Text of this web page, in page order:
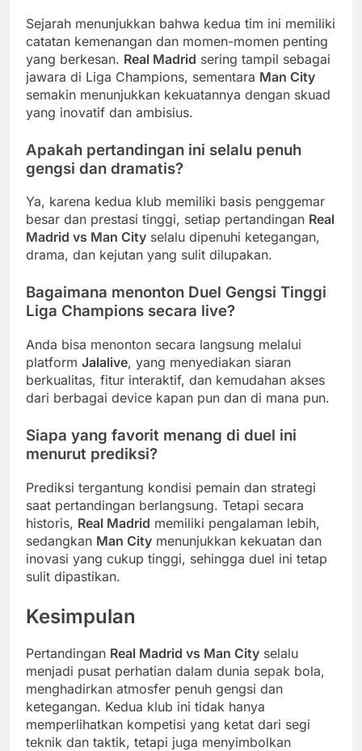
Sejarah menunjukkan bahwa kedua tim ini memiliki
catatan kemenangan dan momen-momen penting
yang berkesan. Real Madrid sering tampil sebagai
jawara di Liga Champions, sementara Man City
semakin menunjukkan kekuatannya dengan skuad
yang inovatif dan ambisius.
Apakah pertandingan ini selalu penuh
gengsi dan dramatis?
Ya, karena kedua klub memiliki basis penggemar
besar dan prestasi tinggi, setiap pertandingan Real
Madrid vs Man City selalu dipenuhi ketegangan,
drama, dan kejutan yang sulit dilupakan.
Bagaimana menonton Duel Gengsi Tinggi
Liga Champions secara live?
Anda bisa menonton secara langsung melalui
platform Jalalive, yang menyediakan siaran
berkualitas, fitur interaktif, dan kemudahan akses
dari berbagai device kapan pun dan di mana pun.
Siapa yang favorit menang di duel ini
menurut prediksi?
Prediksi tergantung kondisi pemain dan strategi
saat pertandingan berlangsung. Tetapi secara
historis, Real Madrid memiliki pengalaman lebih,
sedangkan Man City menunjukkan kekuatan dan
inovasi yang cukup tinggi, sehingga duel ini tetap
sulit dipastikan.
Kesimpulan
Pertandingan Real Madrid vs Man City selalu
menjadi pusat perhatian dalam dunia sepak bola,
menghadirkan atmosfer penuh gengsi dan
ketegangan. Kedua klub ini tidak hanya
memperlihatkan kompetisi yang ketat dari segi
teknik dan taktik, tetapi juga menyimbolkan